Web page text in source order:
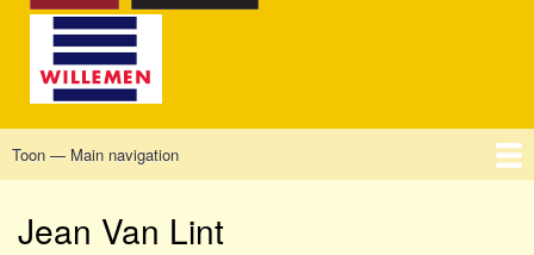
Main
Toon — Main navigation
Jean Van Lint